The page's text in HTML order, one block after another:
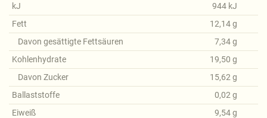
kJ
Fett
Davon gesättigte Fettsäuren
Kohlenhydrate
Davon Zucker
Ballaststoffe
Eiweiß
944 kJ
12,14g
7,34g
19,50 g
15,62 g
0,02 g
9,54g